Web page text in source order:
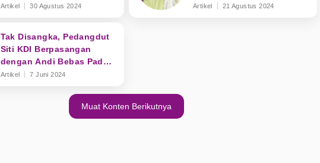
Artikel 30 Agustus 2024
Penyanyi Dangdut
Artikel 21 Agustus 2024
Tak Disangka, Pedangdut
Siti KDI Berpasangan
dengan Andi Bebas Pada
Pilkada 2024 Polewali
Artikel 7 Juni 2024
Muat Konten Berikutnya